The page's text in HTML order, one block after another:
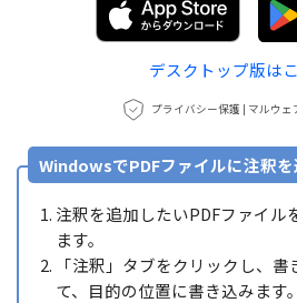
デスクトップ版は
プライバシー保護 | マルウェ
WindowsでPDFファイルに注釈を
注釈を追加したいPDFファイル
ます。
「注釈」タブをクリックし、
て、目的の位置に書き込みます。